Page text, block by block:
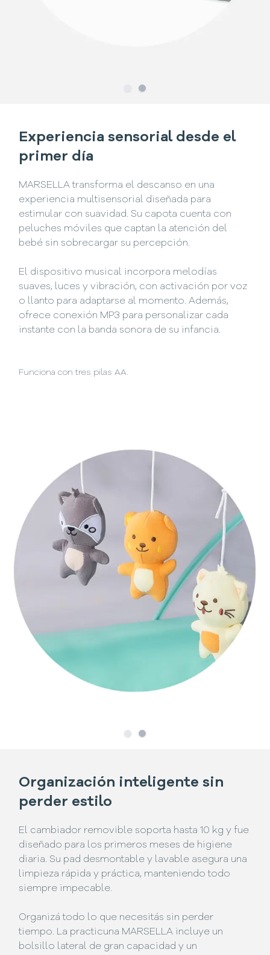
SlideSlide
Experiencia sensorial desde el
primer día
MARSELLA transforma el descanso en una
experiencia multisensorial diseñada para
estimular con suavidad. Su capota cuenta con
peluches móviles que captan la atención del
bebé sin sobrecargar su percepción.
El dispositivo musical incorpora melodías
suaves, luces y vibración, con activación por voz
o llanto para adaptarse al momento. Además,
ofrece conexión MP3 para personalizar cada
instante con la banda sonora de su infancia.
Funciona con tres pilas AA.
SlideSlide
Organización inteligente sin
perder estilo
El cambiador removible soporta hasta 10 kg y fue
diseñado para los primeros meses de higiene
diaria. Su pad desmontable y lavable asegura una
limpieza rápida y práctica, manteniendo todo
siempre impecable.
Organizá todo lo que necesitás sin perder
tiempo. La practicuna MARSELLA incluye un
bolsillo lateral de gran capacidad y un